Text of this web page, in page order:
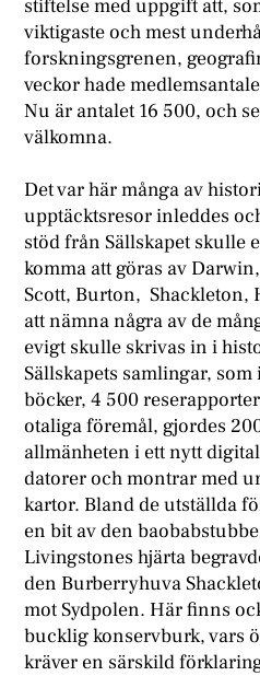
stiftelse med uppgift att,
viktigaste och mest
forskningsgrenen,
veckor hade
Nu är antalet 16 500, och
välkomna.
Det var här många av
upptäcktsresor inleddes
stöd från Sällskapet skulle
komma att göras av
Scott, Burton, Shackleton,
att nämna några av de
evigt skulle skrivas in i
Sällskapets samlingar,
böcker, 4 500
otaliga föremål, gjordes
allmänheten i ett nytt
datorer och montrar med
kartor. Bland de utställda
en bit av den
Livingstones hjärta
den Burberryhuva
mot Sydpolen. Här finns
bucklig konservburk, vars
kräver en särskild